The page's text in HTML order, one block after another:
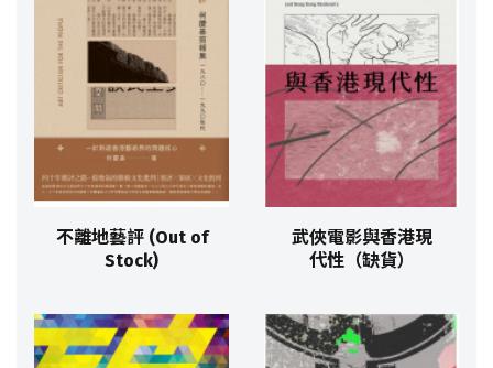
不離地藝評 (Out of
Stock)
武俠電影與香港現
代性（缺貨）